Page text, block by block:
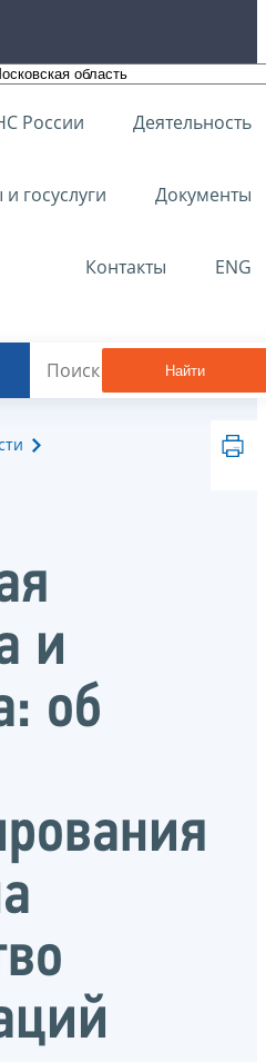
России Деятельность
госуслуги Документы
Контакты ENG
Найти
и
об